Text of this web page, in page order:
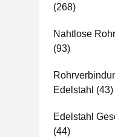
(268)
Nahtlose
(93)
Edelstahl (43)
Edelstahl
(44)